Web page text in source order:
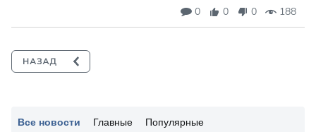
Все новости Главные Популярные
0 0 0 188